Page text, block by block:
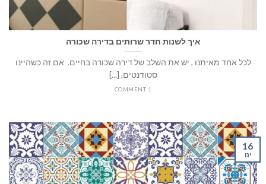
איך לשנות חדר שרותים בדירה שכורה
לכל אחד מאיתנו , יש את השלב של דירה שכורה בחיים. אם זה כשהיינו
סטודנטים, [...]
1 COMMENT
16
ינו